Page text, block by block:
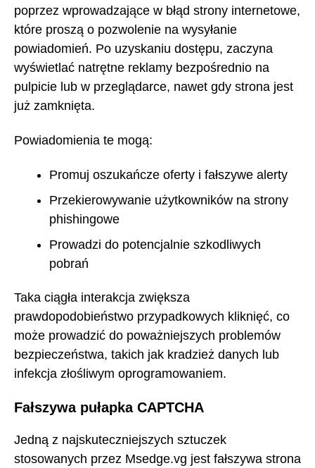
poprzez wprowadzające w błąd strony internetowe,
które proszą o pozwolenie na wysyłanie
powiadomień. Po uzyskaniu dostępu, zaczyna
wyświetlać natrętne reklamy bezpośrednio na
pulpicie lub w przeglądarce, nawet gdy strona jest
już zamknięta.
Powiadomienia te mogą:
Promuj oszukańcze oferty i fałszywe alerty
Przekierowywanie użytkowników na strony
phishingowe
Prowadzi do potencjalnie szkodliwych
pobrań
Taka ciągła interakcja zwiększa
prawdopodobieństwo przypadkowych kliknięć, co
może prowadzić do poważniejszych problemów
bezpieczeństwa, takich jak kradzież danych lub
infekcja złośliwym oprogramowaniem.
Fałszywa pułapka CAPTCHA
Jedną z najskuteczniejszych sztuczek
stosowanych przez Msedge.vg jest fałszywa strona